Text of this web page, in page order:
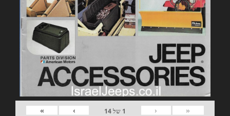
«
‹
1 של14
›
»